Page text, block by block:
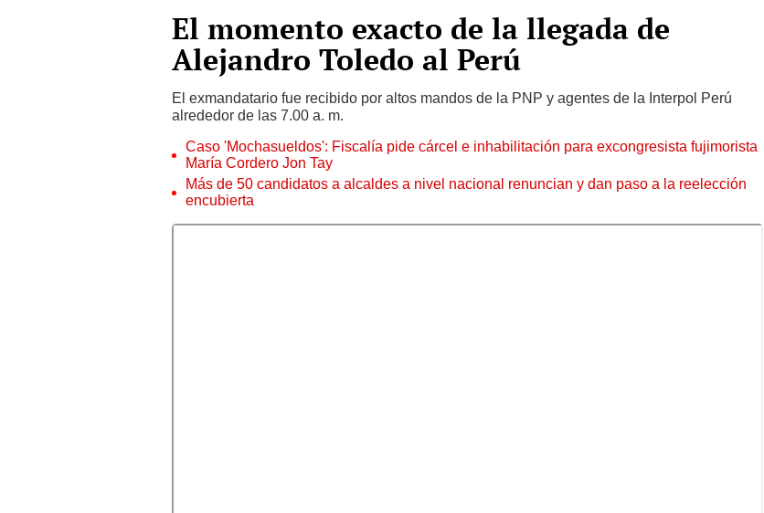
El momento exacto de la llegada de
Alejandro Toledo al Perú
El exmandatario fue recibido por altos mandos de la PNP y agentes de la Interpol Perú
alrededor de las 7.00 a. m.
Caso 'Mochasueldos': Fiscalía pide cárcel e inhabilitación para excongresista fujimorista
María Cordero Jon Tay
Más de 50 candidatos a alcaldes a nivel nacional renuncian y dan paso a la reelección
encubierta